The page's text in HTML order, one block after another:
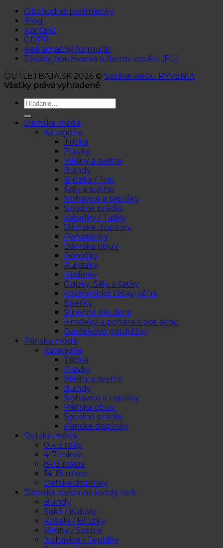
Obchodné podmienky
Blog
Kontakt
GDPR
Reklamačný formulár
Zásady používania súborov cookie (EÚ)
OUTLETBAJA.SK 2026 © Správa webu RYVENIA
Všetky práva vyhradené
Hľadať:
Dámska móda
Kategórie
Tričká
Plavky
Mikiny a svetre
Bundy
Blúzka / Top
Šaty a sukne
Nohavice a tepláky
Spodné prádlo
Kabelky / Tašky
Dámske doplnky
Peňaženky
Dámska obuv
Ponožky
Ruksaky
Hodinky
Čiapky, Šály a šatky
Kozmetické tašky, vône
Šperky
Slnečné okuliare
Hrnčeky a poháre s potlačou
Darčekové poukážky
Pánska móda
Kategórie
Tričká
Plavky
Mikiny a svetre
Bundy
Nohavice a tepláky
Pánska obuv
Spodné prádlo
Pánske doplnky
Detská móda
0 – 3 roky
4-7 rokov
8-13 rokov
14-18 rokov
Detské doplnky
Dámska móda na každý deň
Bundy
Saká / Kabáty
Košele / Blúzky
Mikiny / Svetre
Nohavice / Tepláky